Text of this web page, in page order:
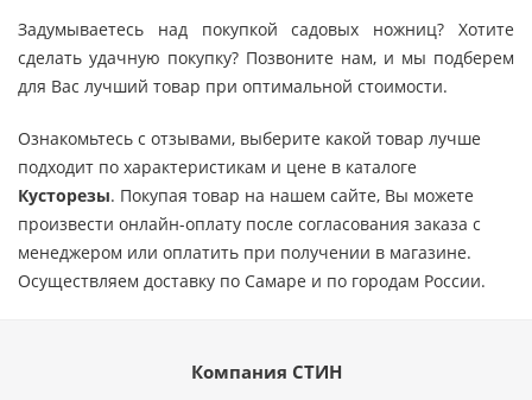
Задумываетесь над покупкой садовых ножниц? Хотите
сделать удачную покупку? Позвоните нам, и мы подберем
для Вас лучший товар при оптимальной стоимости.
Ознакомьтесь с отзывами, выберите какой товар лучше
подходит по характеристикам и цене в каталоге
Кусторезы. Покупая товар на нашем сайте, Вы можете
произвести онлайн-оплату после согласования заказа с
менеджером или оплатить при получении в магазине.
Осуществляем доставку по Самаре и по городам России.
Компания СТИН